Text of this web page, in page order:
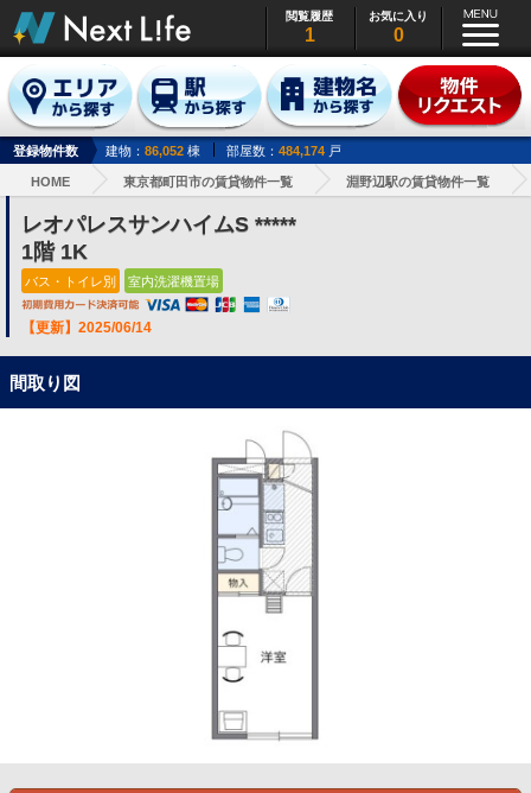
閲覧履歴
1
お気に入り
0
登録物件数 建物： 86,052 棟 部屋数： 484,174 戸
HOME 東京都町田市の賃貸物件一覧 淵野辺駅の賃貸物件一覧
レオパレスサンハイムS *****
1階 1K
バス・トイレ別 室内洗濯機置場
【更新】2025/06/14
間取り図